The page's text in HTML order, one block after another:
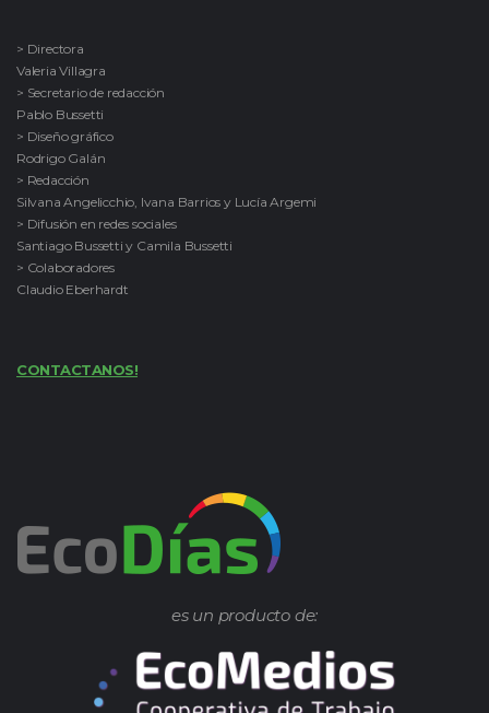
> Directora
Valeria Villagra
> Secretario de redacción
Pablo Bussetti
> Diseño gráfico
Rodrigo Galán
> Redacción
Silvana Angelicchio, Ivana Barrios y Lucía Argemi
> Difusión en redes sociales
Santiago Bussetti y Camila Bussetti
> Colaboradores
Claudio Eberhardt
CONTACTANOS!
es un producto de: